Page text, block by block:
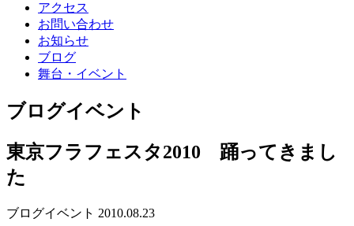
アクセス
お問い合わせ
お知らせ
ブログ
舞台・イベント
ブログイベント
東京フラフェスタ2010 踊ってきまし
た
ブログイベント 2010.08.23